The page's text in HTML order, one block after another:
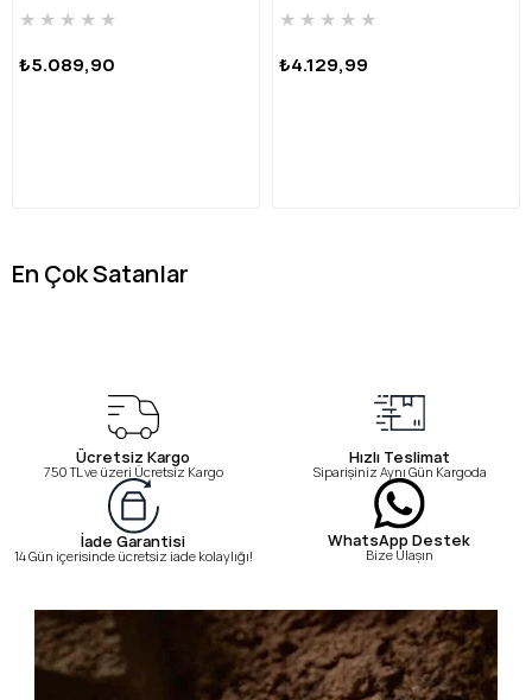
★ ★ ★ ★ ★
₺5.089,90
★ ★ ★ ★ ★
₺4.129,99
En Çok Satanlar
Ücretsiz Kargo
750 TL ve üzeri Ücretsiz Kargo
Hızlı Teslimat
Siparişiniz Aynı Gün Kargoda
İade Garantisi
14 Gün içerisinde ücretsiz iade kolaylığı!
WhatsApp Destek
Bize Ulaşın